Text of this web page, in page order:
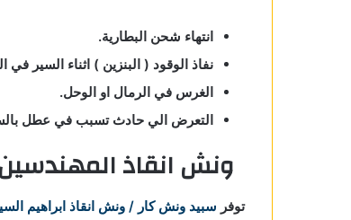
انتهاء شحن البطارية.
نفاذ الوقود ( البنزين ) اثناء السير في
الغرس في الرمال او الوحل.
التعرض الي حادث تسبب في عطل
ونش انقاذ
توفر سبيد ونش كار / ونش انقاذ ابراهيم